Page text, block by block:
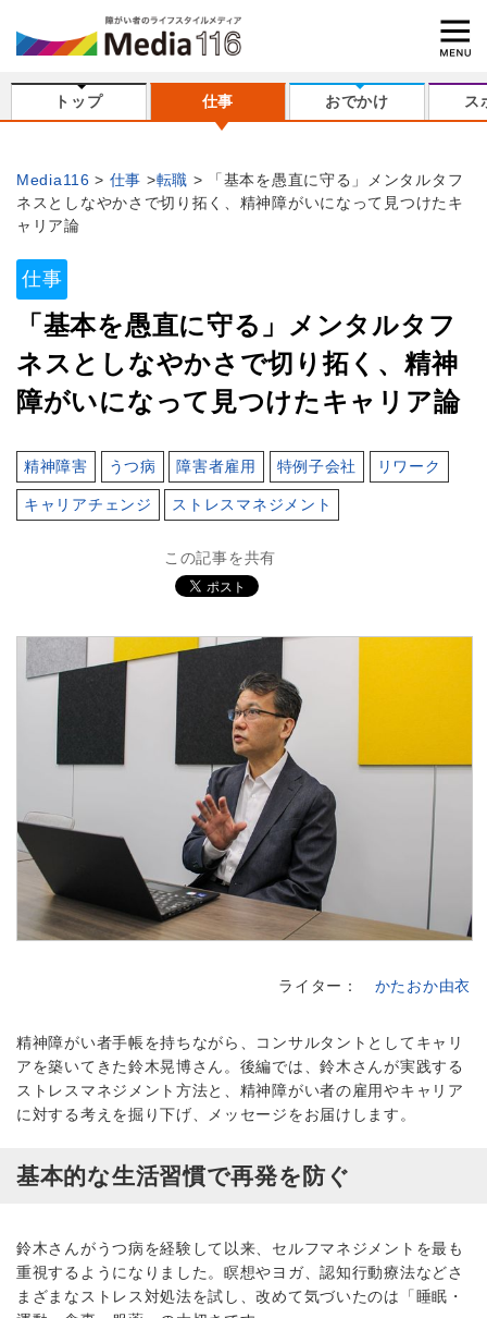
トップ 仕事 おでかけ ス
Media116 仕事 転職
「基本を愚直に守る」メンタルタフ
ネスとしなやかさで切り拓く、精神障がいになって見つけたキ
ャリア論
仕事
「基本を愚直に守る」メンタルタフ
ネスとしなやかさで切り拓く、精神
障がいになって見つけたキャリア論
精神障害 うつ病 障害者雇用 特例子会社 リワーク
キャリアチェンジ ストレスマネジメント
この記事を共有
ライター： かたおか由衣
精神障がい者手帳を持ちながら、コンサルタントとしてキャリ
アを築いてきた鈴木晃博さん。後編では、鈴木さんが実践する
ストレスマネジメント方法と、精神障がい者の雇用やキャリア
に対する考えを掘り下げ、メッセージをお届けします。
基本的な生活習慣で再発を防ぐ
鈴木さんがうつ病を経験して以来、セルフマネジメントを最も
重視するようになりました。瞑想やヨガ、認知行動療法などさ
まざまなストレス対処法を試し、改めて気づいたのは「睡眠・